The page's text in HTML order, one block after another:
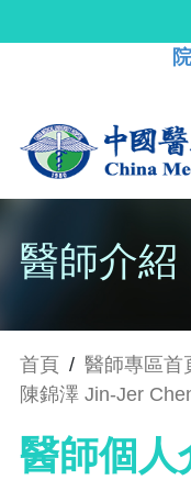
醫師介紹
首頁 / 醫師專區首
陳錦澤 Jin-Jer
醫師個人